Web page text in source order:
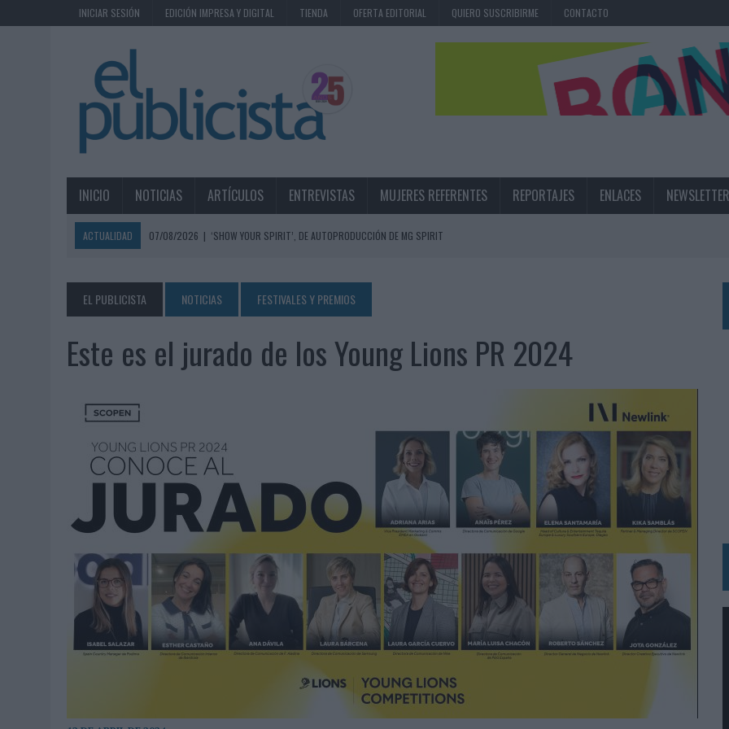
INICIAR SESIÓN EDICIÓN IMPRESA Y DIGITAL TIENDA OFERTA EDITORIAL QUIERO SUSCRIBIRME CONTACTO
INICIO NOTICIAS ARTÍCULOS ENTREVISTAS MUJERES REFERENTES REPORTAJES ENLACES NEWSLETTER
ACTUALIDAD 07/08/2026 | ‘SHOW YOUR SPIRIT’, DE AUTOPRODUCCIÓN DE MG SPIRIT
07/08/2026 | MG SPIRIT RELANZA SU MARCA CON UNA ESTRATEGIA 360º CENTRADA EN EL ORIGEN BARCELONÉS
07/08/2026
PATRÓN CONVIERTE EL NUEVO SINGLE DE ARÓN PIPER EN UNA EXPERIENCIA DE MARCA EN IBIZA
07/08/2026 |
EL VERANO PONE A PRUEBA LA ESTRATEGIA DIGITAL DE LAS MARCAS
07/08/2026 |
06/08/2026
‘LA VUELTA’, DE FENOMENAL PARA MÁLAGA CF
06/08/2026
SIETE DE CADA DIEZ EMPRESAS ESPAÑOLAS NO INTEGRAN LA INFANCIA EN SU ESTRATEGIA
LA TELEVISIÓN SIGUE LIDERANDO EL CONSUMO DE MEDIOS EN VERANO Y SUPERA AL MÓVIL COMO DISPOSITIVO MÁS UTILIZADO
06/08/2026 | EL USO DE LA IA GENERATIVA ALCANZA YA AL 62% DE LOS ESPAÑOLES
06/08/2026 | SYSTEM1 NOMBRA A KIMBERLY BASTONI COMO NUEVA DIRECTORA COMERCIAL GLOBAL
06/08/2026 | FRIGO Y UNIQLO LANZAN UNA COLECCIÓN PERSONALIZABLE INSPIRADA EN CORNETTO, CALIPPO Y SOLERO
06/08/2026
|
LA IA ESTÁ SUBIENDO EL LISTÓN DE LA CREATIVIDAD
05/08/2026
BEON WORLDWIDE LANZA RAÍZ URBANA PARA TRANSFORMAR EL PATRIMONIO HISTÓRICO EN ACTIVOS CULTURALES Y ECONÓMICOS
LOPESAN HOTELS & RESORTS ACERCA EL PARAÍSO CANARIO EN SU ÚLTIMA CAMPAÑA INTERNACIONAL
05/08/2026 | LUIS ARQUILLOS (BURGO DE ARIAS): “LA CONSTRUCCIÓN DE MARCA A LARGO PLAZO Y LA MEDICIÓN SON DOS CARAS DE LA MISMA
EL PUBLICISTA NOTICIAS FESTIVALES Y PREMIOS
Este es el jurado de los Young Lions PR 2024